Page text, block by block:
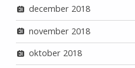
december 2018
november 2018
oktober 2018